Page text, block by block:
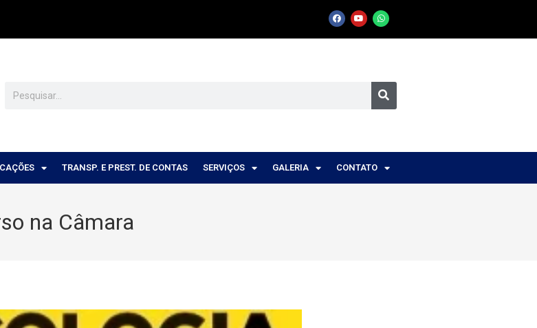
TRANSP. E PREST. DE CONTAS SERVIÇOS GALERIA CONTATO
na Câmara